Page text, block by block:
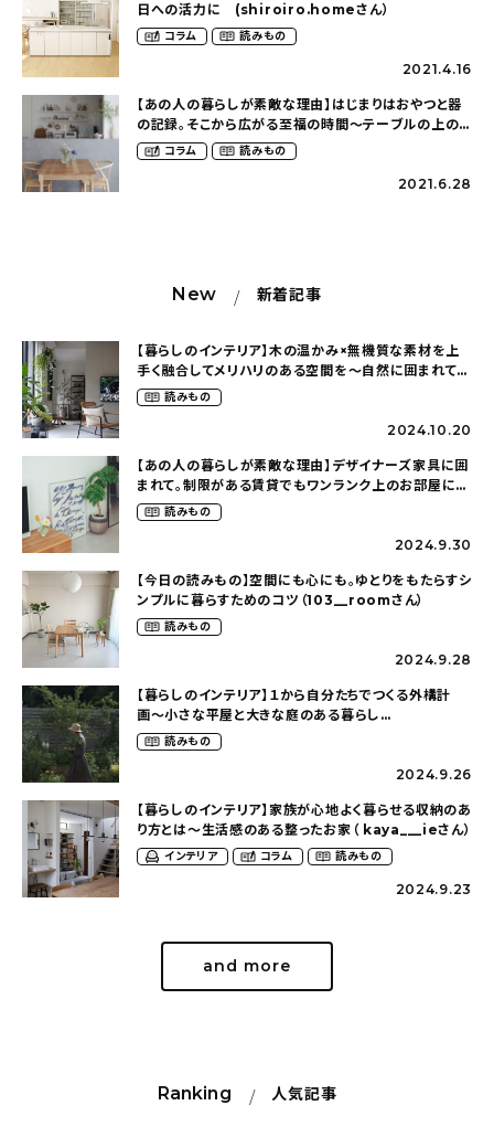
日への活力に (shiroiro.homeさん）
コラム 読みもの
2021.4.16
【あの人の暮らしが素敵な理由】はじまりはおやつと器
の記録。そこから広がる至福の時間〜テーブルの上の
楽しみ（cuppy416さん）
コラム 読みもの
2021.6.28
New 新着記事
【暮らしのインテリア】木の温かみ×無機質な素材を上
手く融合してメリハリのある空間を〜自然に囲まれて暮
らす（ki_no_ieさん）
読みもの
2024.10.20
【あの人の暮らしが素敵な理由】デザイナーズ家具に囲
まれて。制限がある賃貸でもワンランク上のお部屋に〜
狭くても好きな暮らしのこと（_____chika708さん）
読みもの
2024.9.30
【今日の読みもの】空間にも心にも。ゆとりをもたらすシ
ンプルに暮らすためのコツ（103__roomさん）
読みもの
2024.9.28
【暮らしのインテリア】１から自分たちでつくる外構計
画〜小さな平屋と大きな庭のある暮らし
（tsumikiniwaさん）
読みもの
2024.9.26
【暮らしのインテリア】家族が心地よく暮らせる収納のあ
り方とは〜生活感のある整ったお家（ kaya___ieさん）
インテリア コラム 読みもの
2024.9.23
and more
Ranking 人気記事